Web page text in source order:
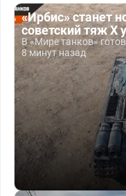
«Ирбис» станет
советский тяж X
В «Мире танков»
8 минут назад